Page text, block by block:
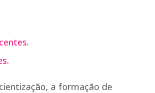
a formação de